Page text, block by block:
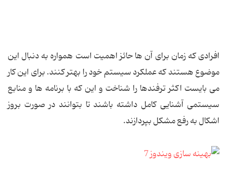
افرادی كه زمان برای آن ها حائز اهمیت است همواره به دنبال این
موضوع هستند كه عملكرد سیستم خود را بهتر كنند. برای این كار
می بایست اكثر ترفندها را شناخت و این كه با برنامه ها و منابع
سیستمی آشنایی كامل داشته باشند تا بتوانند در صورت بروز
اشکال به رفع مشکل بپردازند.